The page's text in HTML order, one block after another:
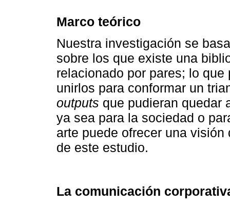
Marco teórico
Nuestra investigación se
sobre los que existe una
relacionado por pares; lo
unirlos para conformar un
outputs que pudieran quedar
ya sea para la sociedad o
arte puede ofrecer una
de este estudio.
La comunicación